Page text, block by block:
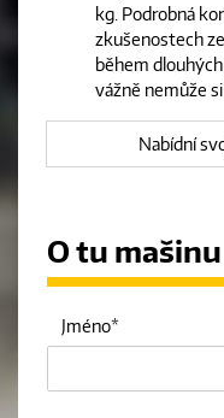
kg. Podrobná
zkušenostech
během
vážně nemůže
Nabídní
O tu
Jméno